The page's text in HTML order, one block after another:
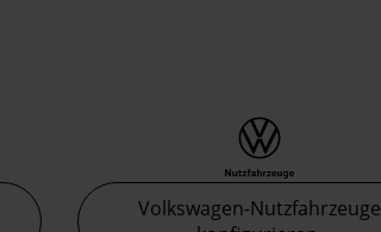
Volkswagen-Nutzfahrzeuge